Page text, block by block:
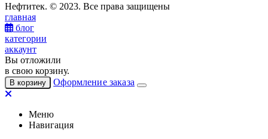
Нефтитек. © 2023. Все права защищены
главная
блог
категории
аккаунт
Вы отложили
в свою корзину.
В корзину Оформление заказа
Меню
Навигация